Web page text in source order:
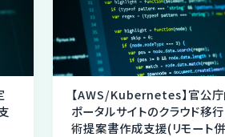
【AWS/Kubernetes】官公
ポータルサイトのクラウド移
術提案書作成支援(リモート